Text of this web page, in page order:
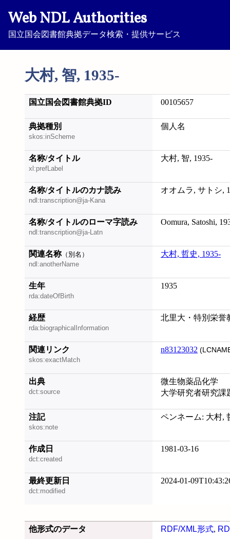
Web NDL Authorities
国立国会図書館典拠データ検索・提供サービス
大村, 智, 1935-
国立国会図書館典拠ID 00105657
典拠種別
skos:inScheme
個人名
名称/タイトル
xl:prefLabel
大村, 智, 1935-
名称/タイトルのカナ読み
ndl:transcription@ja-Kana
オオムラ, サトシ,
名称/タイトルのローマ字読み
ndl:transcription@ja-Latn
Oomura, Satoshi,
関連名称（別名）
ndl:anotherName
大村, 哲史, 1935-
生年
rda:dateOfBirth
1935
経歴
rda:biographicalInformation
北里大・特別栄誉
関連リンク
skos:exactMatch
n83123032
出典
dct:source
微生物薬品化学
大学研究者研究課
注記
skos:note
ペンネーム: 大村,
作成日
dct:created
1981-03-16
最終更新日
dct:modified
2024-01-
他形式のデータ RDF/XML形式,